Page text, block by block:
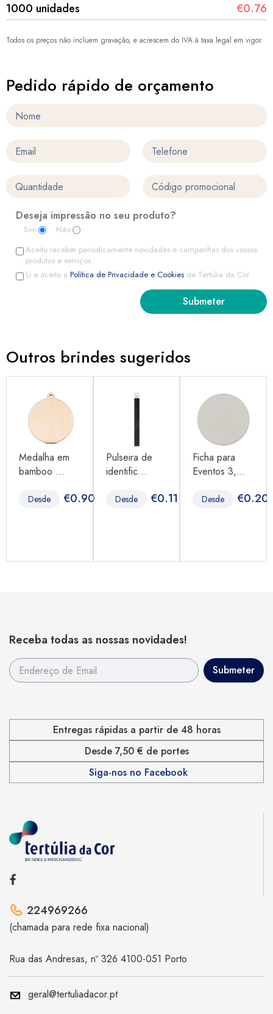
1000 unidades
€0.76
Todos os preços não incluem gravação, e acrescem do IVA à taxa legal em vigor.
Pedido rápido de orçamento
Deseja impressão no seu produto?
Sim
Não
Aceito receber periodicamente novidades e campanhas dos vossos
produtos e serviços.
Li e aceito a Política de Privacidade e Cookies da Tertúlia da Cor
Outros brindes sugeridos
Medalha em
bamboo ...
Desde €0.90
Pulseira de
identific...
Desde €0.11
Ficha para
Eventos 3,...
Desde €0.20
Receba todas as nossas novidades!
Entregas rápidas a partir de 48 horas
Desde 7,50 € de portes
Siga-nos no Facebook
224969266
(chamada para rede fixa nacional)
Rua das Andresas, nº 326 4100-051 Porto
geral@tertuliadacor.pt